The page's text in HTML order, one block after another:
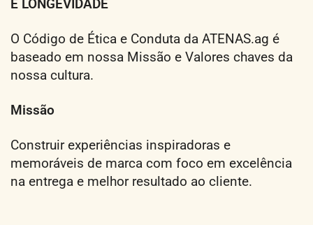
E LONGEVIDADE
O Código de Ética e Conduta da ATENAS.ag é
baseado em nossa Missão e Valores chaves da
nossa cultura.
Missão
Construir experiências inspiradoras e
memoráveis de marca com foco em excelência
na entrega e melhor resultado ao cliente.